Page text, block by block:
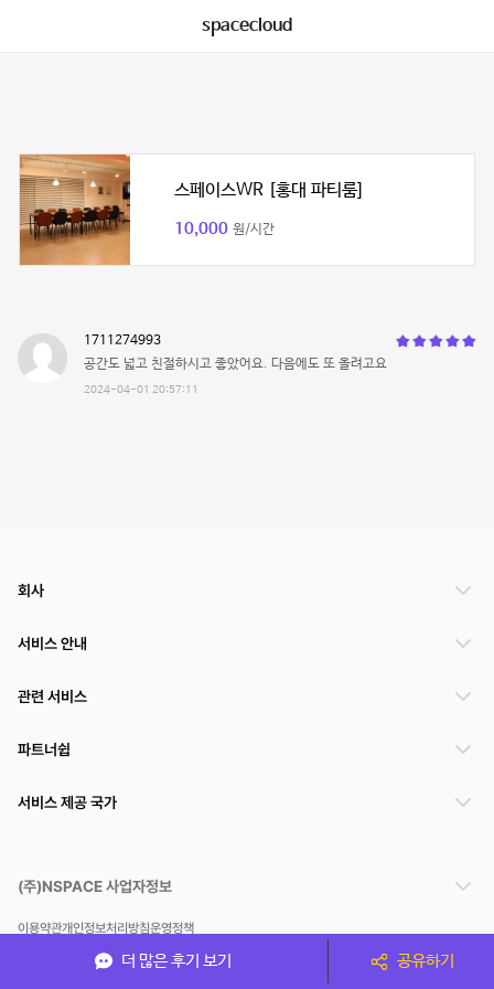
spacecloud
스페이스WR [홍대 파티룸]
10,000 원/시간
1711274993
공간도 넓고 친절하시고 좋았어요. 다음에도 또 올려고요
2024-04-01 20:57:11
더 많은 후기 보기 공유하기
회사
서비스 안내
관련 서비스
파트너쉽
서비스 제공 국가
(주)NSPACE 사업자정보
이용약관개인정보처리방침운영정책
스페이스클라우드는 통신판매중개자이며 통신판매의 당사자가 아닙니다. 따라서 스페이스클
라우드는 공간 거래정보 및 거래에 대해 책임지지 않습니다.